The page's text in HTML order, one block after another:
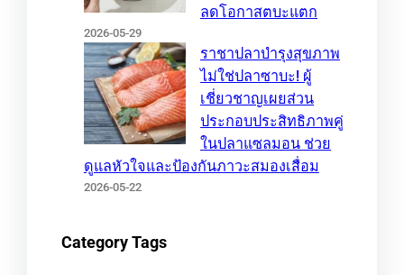
ลดโอกาสตบะแตก
2026-05-29
ราชาปลาบำรุงสุขภาพ
ไม่ใช่ปลาซาบะ! ผู้
เชี่ยวชาญเผยส่วน
ประกอบประสิทธิภาพคู่
ในปลาแซลมอน ช่วย
ดูแลหัวใจและป้องกันภาวะสมองเสื่อม
2026-05-22
Category Tags